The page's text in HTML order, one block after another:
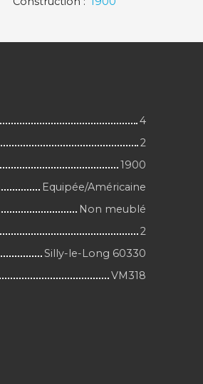
4
2
1900
Equipée/Américaine
Non meublé
2
Silly-le-Long 60330
VM318